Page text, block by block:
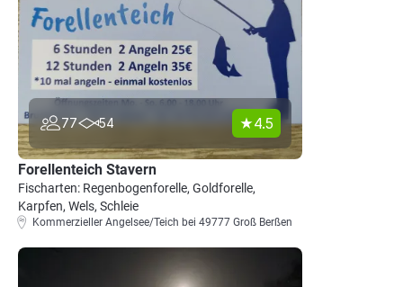
77 54 4.5
Forellenteich Stavern
Fischarten: Regenbogenforelle, Goldforelle,
Karpfen, Wels, Schleie
Kommerzieller Angelsee/Teich bei 49777 Groß Berßen